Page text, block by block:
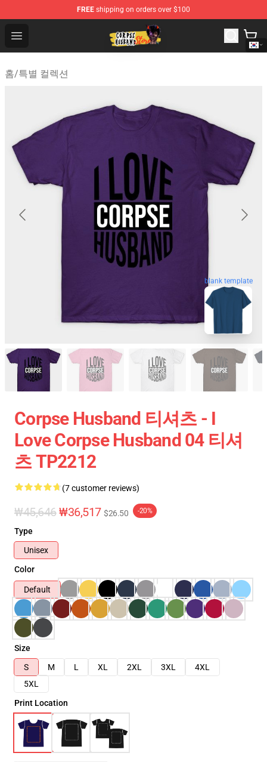
FREE shipping on orders over $100
Open menu
Corpse Husband Shop - Official Corpse Husband
홈/특별 컬렉션
blank template
Corpse Husband 티셔츠 - I
Love Corpse Husband 04 티셔
츠 TP2212
(7 customer reviews)
₩45,646₩36,517 $26.50 -20%
Type
Unisex
Color
Default
Size
S
M L XL 2XL 3XL
4XL
5XL
Print Location